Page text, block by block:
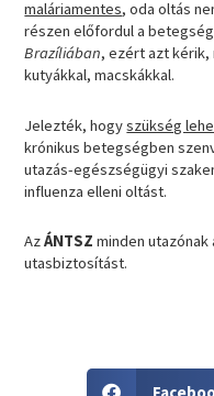
maláriamentes, oda oltás
részen előfordul a
Brazíliában, ezért azt kérik,
kutyákkal, macskákkal.
Jelezték, hogyszükség
krónikus betegségben
utazás-egészségügyi
influenza elleni oltást.
AzÁNTSZ minden
utasbiztosítást.